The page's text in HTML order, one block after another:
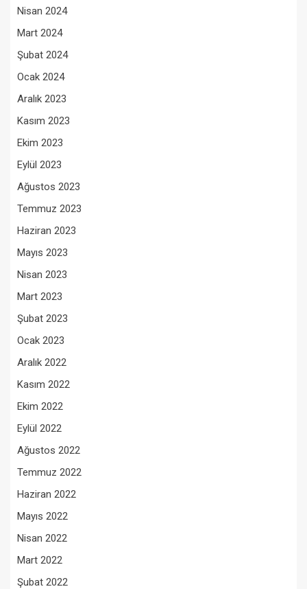
Nisan 2024
Mart 2024
Şubat 2024
Ocak 2024
Aralık 2023
Kasım 2023
Ekim 2023
Eylül 2023
Ağustos 2023
Temmuz 2023
Haziran 2023
Mayıs 2023
Nisan 2023
Mart 2023
Şubat 2023
Ocak 2023
Aralık 2022
Kasım 2022
Ekim 2022
Eylül 2022
Ağustos 2022
Temmuz 2022
Haziran 2022
Mayıs 2022
Nisan 2022
Mart 2022
Şubat 2022